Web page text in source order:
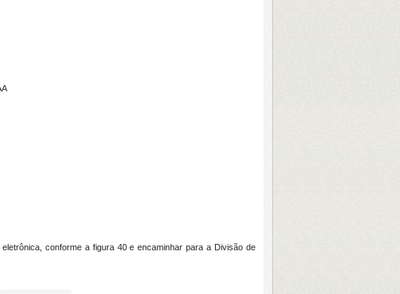
conforme a figura 40 e encaminhar para a Divisão de